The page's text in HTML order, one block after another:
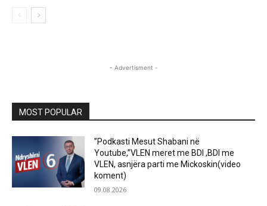
- Advertisment -
MOST POPULAR
”Podkasti Mesut Shabani në
Youtube,”VLEN meret me BDI ,BDI me
VLEN, asnjëra parti me Mickoskin(video
koment)
09.08.2026